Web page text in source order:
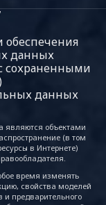
обеспечения
данных
сохраненными
данных
являются объектами
(в том
в Интернете)
время изменять
свойства моделей
и предварительного